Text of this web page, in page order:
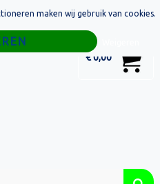
€ 0,00
maken wij gebruik van cookies.